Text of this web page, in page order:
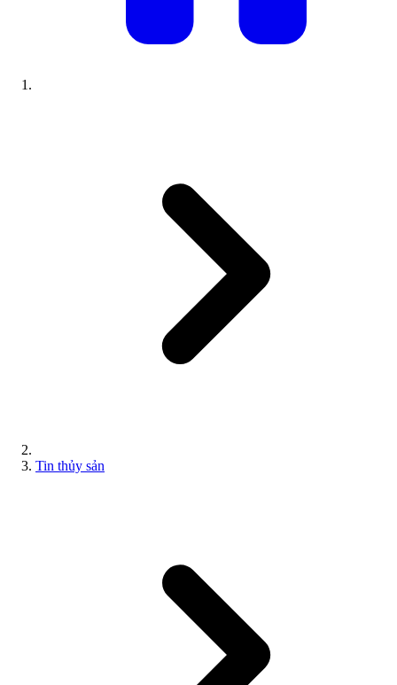
Tin thủy sản